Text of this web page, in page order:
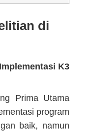
di
K3
Prima Utama
program
baik, namun